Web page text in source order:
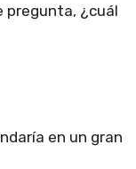
pregunta, ¿cuál
en un gran